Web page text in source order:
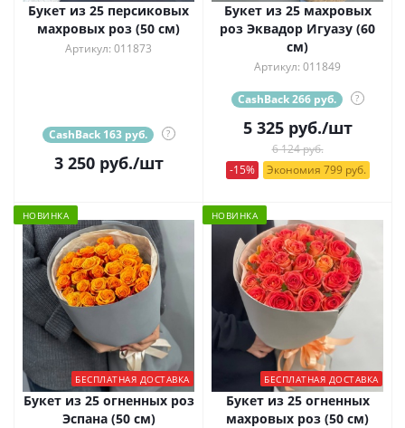
Букет из 25 персиковых
махровых роз (50 см)
Артикул: 011873
CashBack 163 руб. ?
3 250руб./шт
Букет из 25 махровых
роз Эквадор Игуазу (60
см)
Артикул: 011849
CashBack 266 руб. ?
5 325руб./шт
6 124 руб.
-15%
Экономия 799 руб.
НОВИНКА
БЕСПЛАТНАЯ ДОСТАВКА
Букет из 25 огненных роз
Эспана (50 см)
НОВИНКА
БЕСПЛАТНАЯ ДОСТАВКА
Букет из 25 огненных
махровых роз (50 см)